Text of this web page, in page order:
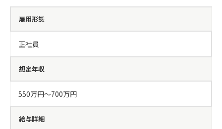
雇用形態
正社員
想定年収
550万円〜700万円
給与詳細